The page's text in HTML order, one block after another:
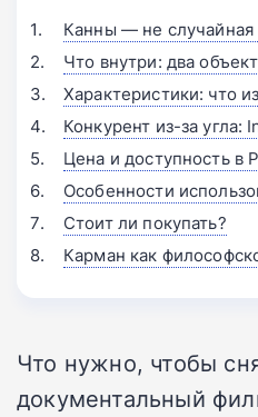
Канны — не
Что внутри: два
Характеристики: что
Конкурент из-за угла:
Цена и доступность в
Особенности
Стоит ли покупать?
Карман как
Что нужно, чтобы
документальный